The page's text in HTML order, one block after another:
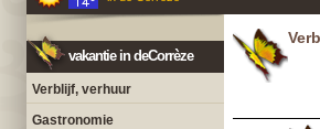
vakantie in deCorrèze
Verblijf, verhuur
Gastronomie